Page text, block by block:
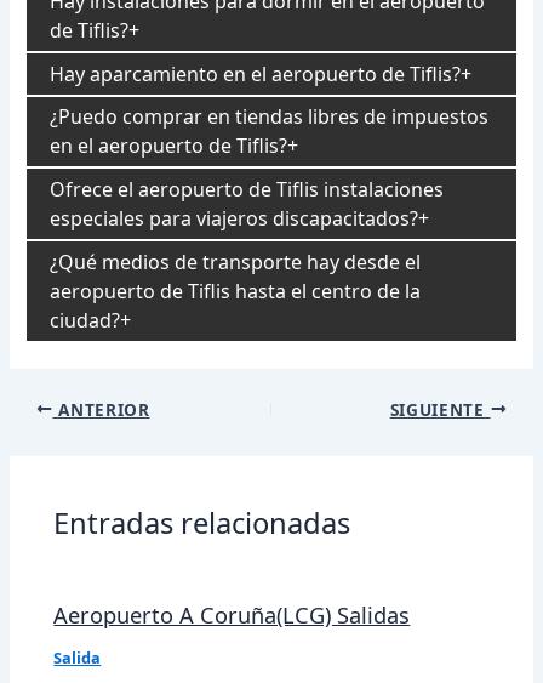
de Tiflis?
Hay aparcamiento en el aeropuerto de Tiflis?
¿Puedo comprar en tiendas libres de impuestos
en el aeropuerto de Tiflis?
Ofrece el aeropuerto de Tiflis instalaciones
especiales para viajeros discapacitados?
¿Qué medios de transporte hay desde el
aeropuerto de Tiflis hasta el centro de la
ciudad?
Navegación
ANTERIOR SIGUIENTE
Entradas relacionadas
Aeropuerto A Coruña(LCG) Salidas
Salida